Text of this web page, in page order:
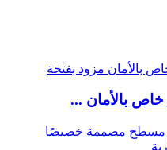
بالأمان ...